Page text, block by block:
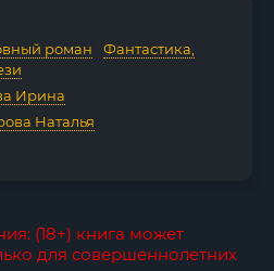
роман
Фантастика,
Ирина
Наталья
(18+) книга может
для совершеннолетних